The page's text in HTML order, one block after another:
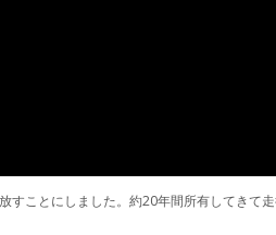
ことにしました。約20年間所有してき